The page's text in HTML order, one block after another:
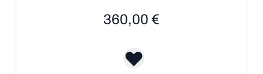
360,00 €